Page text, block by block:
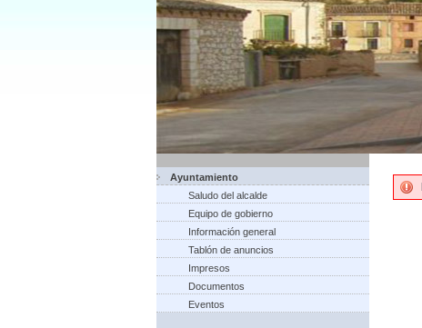
Ayuntamiento
Saludo del alcalde
Equipo de gobierno
Información general
Tablón de anuncios
Impresos
Documentos
Eventos